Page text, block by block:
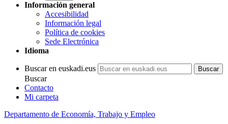
Información general
Accesibilidad
Información legal
Política de cookies
Sede Electrónica
Idioma
Buscar en euskadi.eus
Buscar
Contacto
Mi carpeta
Departamento de Economía, Trabajo y Empleo